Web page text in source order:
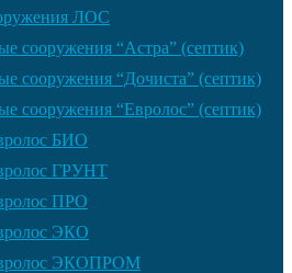
ЛОС
сооружения “Астра” (септик)
сооружения “Дочиста” (септик)
сооружения “Евролос” (септик)
БИО
ГРУНТ
ПРО
ЭКО
ЭКОПРОМ